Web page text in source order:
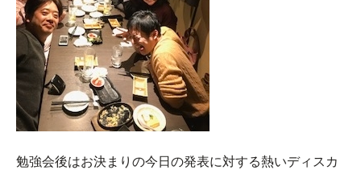
勉強会後はお決まりの今日の発表に対する熱いディスカ